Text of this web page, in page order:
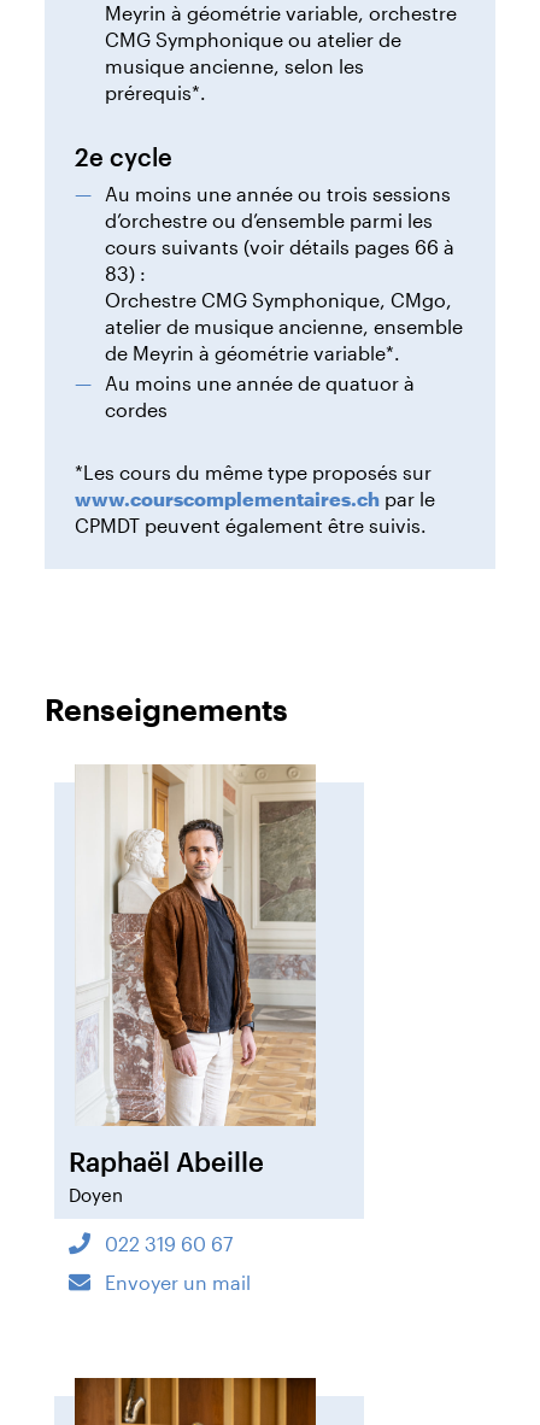
Meyrin à géométrie variable, orchestre
CMG Symphonique ou atelier de
musique ancienne, selon les
prérequis*.
2e cycle
Au moins une année ou trois sessions
d’orchestre ou d’ensemble parmi les
cours suivants (voir détails pages 66 à
83) :
Orchestre CMG Symphonique, CMgo,
atelier de musique ancienne, ensemble
de Meyrin à géométrie variable*.
Au moins une année de quatuor à
cordes
*Les cours du même type proposés sur
www.courscomplementaires.ch par le
CPMDT peuvent également être suivis.
Renseignements
Raphaël Abeille
Doyen
022 319 60 67
Envoyer un mail